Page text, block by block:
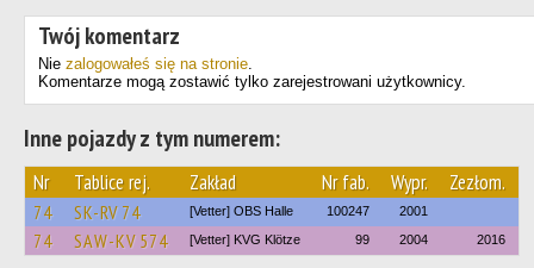
Twój komentarz
Nie zalogowałeś się na stronie.
Komentarze mogą zostawić tylko zarejestrowani użytkownicy.
Inne pojazdy z tym numerem:
Nr Tablice rej. Zakład Nr fab. Wypr. Zezłom.
74 SK-RV 74 [Vetter] OBS Halle 100247 2001
74 SAW-KV 574 [Vetter] KVG Klötze 99 2004 2016